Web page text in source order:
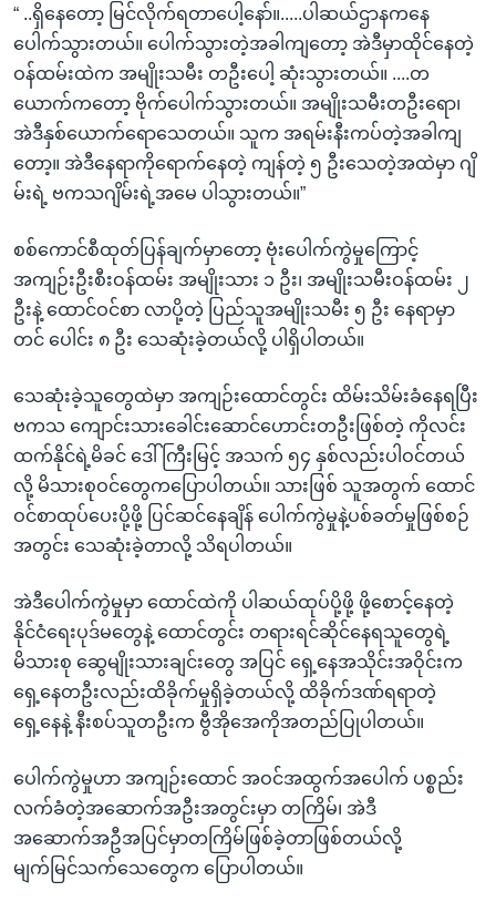
“ ..ရှိနေတော့ မြင်လိုက်ရတာပေါ့နော်။.....ပါဆယ်ဌာနကနေ
ပေါက်သွားတယ်။ ပေါက်သွားတဲ့အခါကျတော့ အဲဒီမှာထိုင်နေတဲ့
ဝန်ထမ်းထဲက အမျိုးသမီး တဦးပေါ့ ဆုံးသွားတယ်။ ....တ
ယောက်ကတော့ ဗိုက်ပေါက်သွားတယ်။ အမျိုးသမီးတဦးရော၊
အဲဒီနှစ်ယောက်ရောသေတယ်။ သူက အရမ်းနီးကပ်တဲ့အခါကျ
တော့။ အဲဒီနေရာကိုရောက်နေတဲ့ ကျန်တဲ့ ၅ ဦးသေတဲ့အထဲမှာ ဂျိ
မ်းရဲ့ ဗကသဂျိမ်းရဲ့အမေ ပါသွားတယ်။”
စစ်ကောင်စီထုတ်ပြန်ချက်မှာတော့ ဗုံးပေါက်ကွဲမှုကြောင့်
အကျဉ်းဦးစီးဝန်ထမ်း အမျိုးသား ၁ ဦး၊ အမျိုးသမီးဝန်ထမ်း ၂
ဦးနဲ့ ထောင်ဝင်စာ လာပို့တဲ့ ပြည်သူအမျိုးသမီး ၅ ဦး နေရာမှာ
တင် ပေါင်း ၈ ဦး သေဆုံးခဲ့တယ်လို့ ပါရှိပါတယ်။
သေဆုံးခဲ့သူတွေထဲမှာ အကျဉ်းထောင်တွင်း ထိမ်းသိမ်းခံနေရပြီး
ဗကသ ကျောင်းသားခေါင်းဆောင်ဟောင်းတဦးဖြစ်တဲ့ ကိုလင်း
ထက်နိုင်ရဲ့မိခင် ဒေါ်ကြီးမြင့် အသက် ၅၄ နှစ်လည်းပါဝင်တယ်
လို့ မိသားစုဝင်တွေကပြောပါတယ်။ သားဖြစ် သူအတွက် ထောင်
ဝင်စာထုပ်ပေးပို့ဖို့ ပြင်ဆင်နေချိန် ပေါက်ကွဲမှုနဲ့ပစ်ခတ်မှုဖြစ်စဉ်
အတွင်း သေဆုံးခဲ့တာလို့ သိရပါတယ်။
အဲဒီပေါက်ကွဲမှုမှာ ထောင်ထဲကို ပါဆယ်ထုပ်ပို့ဖို့ ဖို့စောင့်နေတဲ့
နိုင်ငံရေးပုဒ်မတွေနဲ့ ထောင်တွင်း တရားရင်ဆိုင်နေရသူတွေရဲ့
မိသားစု ဆွေမျိုးသားချင်းတွေ အပြင် ရှေ့နေအသိုင်းအဝိုင်းက
ရှေ့နေတဦးလည်းထိခိုက်မှုရှိခဲ့တယ်လို့ ထိခိုက်ဒဏ်ရရာတဲ့
ရှေ့နေနဲ့ နီးစပ်သူတဦးက ဗွီအိုအေကိုအတည်ပြုပါတယ်။
ပေါက်ကွဲမှုဟာ အကျဉ်းထောင် အဝင်အထွက်အပေါက် ပစ္စည်း
လက်ခံတဲ့အဆောက်အဦးအတွင်းမှာ တကြိမ်၊ အဲဒီ
အဆောက်အဦအပြင်မှာတကြိမ်ဖြစ်ခဲ့တာဖြစ်တယ်လို့
မျက်မြင်သက်သေတွေက ပြောပါတယ်။